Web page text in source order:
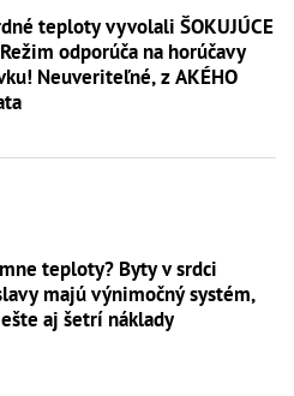
teploty vyvolali ŠOKUJÚCE
odporúča na horúčavy
Neuveriteľné, z AKÉHO
teploty? Byty v srdci
majú výnimočný systém,
aj šetrí náklady